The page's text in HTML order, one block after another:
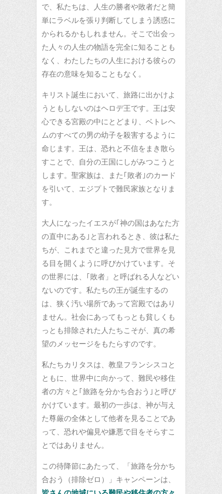
で、私たちは、人生の勝者や敗者だと簡
単にラベルを張り判断してしまう誘惑に
かられるかもしれません。そこで出会っ
た人々の人生の物語を完全に知ることも
なく、わたしたちの人生における彼らの
存在の意味を知ることもなく。
キリスト誕生において、旅路に出かけよ
うともしないのはヘロデ王です。王は安
心できる宮殿の中にとどまり、ベトレヘ
ムのすべての男の幼子を殺害するように
命じます。王は、恐れと不信をまき散ら
すことで、自分の王国にしがみつこうと
します。聖家族は、また｢敗者｣のカード
を引いて、エジプトで難民家族となりま
す。
大人になったイエスが｢神の国はあなた方
の直中にある｣と言われるとき、彼は私た
ちが、これまでと違った見方で世界を見
る目を開くように呼びかけています。そ
の世界には、｢敗者」と呼ばれる人などい
ないのです。私たちの王が誕生するの
は、狭く汚い場所であって宮殿ではあり
ません。社会にあってもっとも貧しくも
っとも排除された人たちこそが、真の希
望のメッセージをもたらすのです。
私たちカリタスは、教皇フランシスコと
ともに、世界中に向かって、難民や移住
者の方々と｢旅路を分かち合おう｣と呼び
かけています。最初の一歩は、神が与え
た尊厳の全体として他者を見ることであ
って、恐れや偏見や嫌悪で目をそらすこ
とではありません。
この待降節にあたって、「旅路を分かち
合おう（排除ゼロ）」キャンペーンは、